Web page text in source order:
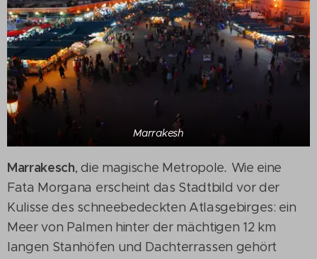
Marrakesh
Marrakesch, die magische Metropole. Wie eine
Fata Morgana erscheint das Stadtbild vor der
Kulisse des schneebedeckten Atlasgebirges: ein
Meer von Palmen hinter der mächtigen 12 km
langen Stanhöfen und Dachterrassen gehört